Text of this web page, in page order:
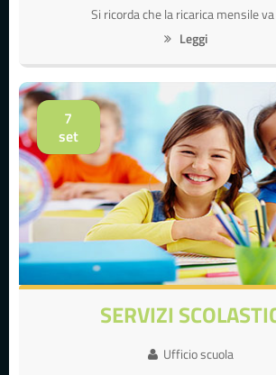
Si ricorda che la ricarica mensile va
Leggi
7
set
SERVIZI
Ufficio scuola